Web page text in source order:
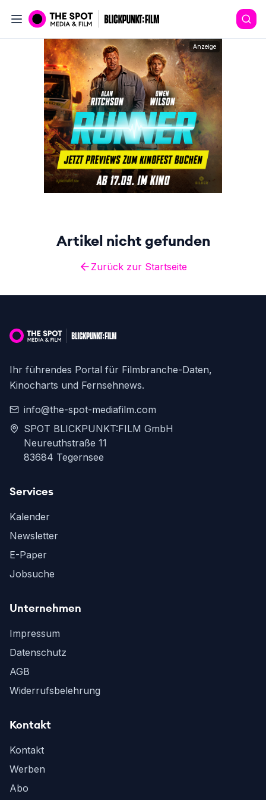
Anzeige
Artikel nicht gefunden
Zurück zur Startseite
Ihr führendes Portal für Filmbranche-Daten,
Kinocharts und Fernsehnews.
info@the-spot-mediafilm.com
SPOT BLICKPUNKT:FILM GmbH
Neureuthstraße 11
83684 Tegernsee
Services
Kalender
Newsletter
E-Paper
Jobsuche
Unternehmen
Impressum
Datenschutz
AGB
Widerrufsbelehrung
Kontakt
Kontakt
Werben
Abo